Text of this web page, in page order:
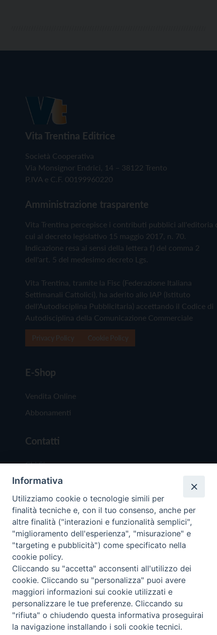
Vita Trentina Editrice
Società Cooperativa
Via Monsignor Endrici, 14 – 38122 Trento
P.IVA e C.F. 00199960220
Amministrazione trasparente
Vita Trentina percepisce i contributi pubblici all'editoria
cui al decreto legislativo 15 maggio 2017, n. 70.
Indicazione resa ai sensi della lettera f) del comma 2
dell'art. 5 del medesimo decreto Lgs.
Vita Trentina, tramite la Fisc (Federazione Italiana
Settimanali Cattolici), ha aderito allo IAP (Istituto
dell'Autodisciplina Pubblicitaria) accettando il Codice di
Autodisciplina della Comunicazione Commerciale
E-Shop
Vendita Online
Abbonamenti
Contatti
Chi Siamo
Redazione
Scrivici
Copyright © 2019 - Tutti i diritti riservati - Vita
Trentina Editrice
Privacy Policy
Torna
Informativa
Utilizziamo cookie o tecnologie simili per
finalità tecniche e, con il tuo consenso, anche per
altre finalità ("interazioni e funzionalità semplici",
"miglioramento dell'esperienza", "misurazione" e
"targeting e pubblicità") come specificato nella
cookie policy.
Cliccando su "accetta" acconsenti all'utilizzo dei
cookie. Cliccando su "personalizza" puoi avere
maggiori informazioni sui cookie utilizzati e
personalizzare le tue preferenze. Cliccando su
"rifiuta" o chiudendo questa informativa proseguirai
la navigazione installando i soli cookie tecnici.